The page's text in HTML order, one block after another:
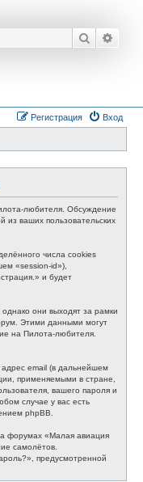
Поиск
Вход
Регистрация
любителя. Обсуждение
ваших пользовательских
числа cookies
«session-id»),
и будет
они выходят за рамки
Этими данными могут
на Пилота-любителя.
email (в дальнейшем
применяемыми в стране,
вашего пароля и
случае у вас есть
phpBB.
форумах «Малая авиация
самолётов.
предусмотренной